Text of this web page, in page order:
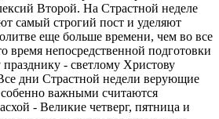
Второй. На Страстной неделе
самый строгий пост и уделяют
еще больше времени, чем во все
время непосредственной подготовки
- светлому Христову
дни Страстной недели верующие
важными считаются
- Великие четверг, пятница и